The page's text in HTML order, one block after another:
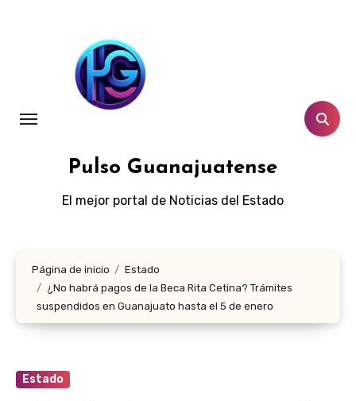
Pulso Guanajuatense
El mejor portal de Noticias del Estado
Página de inicio
Estado
¿No habrá pagos de la Beca Rita Cetina? Trámites
suspendidos en Guanajuato hasta el 5 de enero
Estado